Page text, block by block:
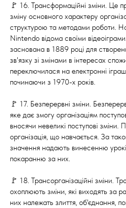
🚩 16. Трансформаційні зміни. Це
зміну основного характеру
структурою та методами роботи.
Nintendo відома своїми
заснована в 1889 році для
зв'язку зі змінами в інтересах
переключилася на електронні
починаючи з 1970-х років.
🚩 17. Безперервні зміни.
яке дає змогу організаціям
вносячи невеликі поступові
організація, що навчається. За
значення надають винесенню
покаранню за них.
🚩 18. Трансорганізаційні зміни.
охоплюють зміни, які виходять за
них належать злиття, об'єднання,